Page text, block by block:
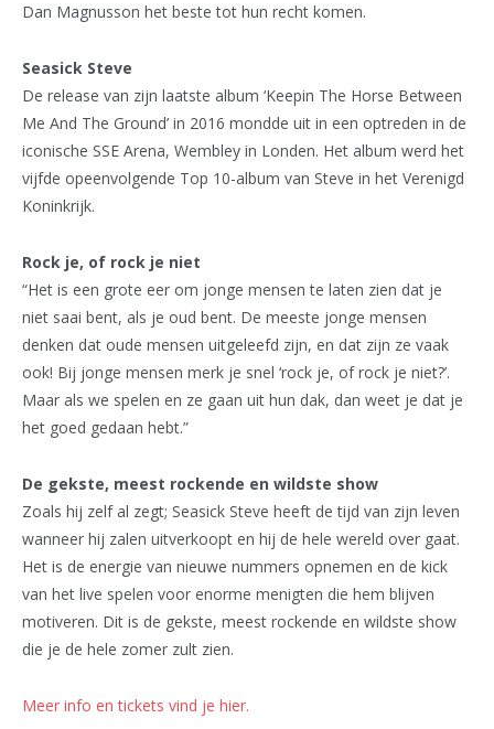
Dan Magnusson het beste tot hun recht komen.
Seasick Steve
De release van zijn laatste album ‘Keepin The Horse Between
Me And The Ground’ in 2016 mondde uit in een optreden in de
iconische SSE Arena, Wembley in Londen. Het album werd het
vijfde opeenvolgende Top 10-album van Steve in het Verenigd
Koninkrijk.
Rock je, of rock je niet
“Het is een grote eer om jonge mensen te laten zien dat je
niet saai bent, als je oud bent. De meeste jonge mensen
denken dat oude mensen uitgeleefd zijn, en dat zijn ze vaak
ook! Bij jonge mensen merk je snel ‘rock je, of rock je niet?’.
Maar als we spelen en ze gaan uit hun dak, dan weet je dat je
het goed gedaan hebt.”
De gekste, meest rockende en wildste show
Zoals hij zelf al zegt; Seasick Steve heeft de tijd van zijn leven
wanneer hij zalen uitverkoopt en hij de hele wereld over gaat.
Het is de energie van nieuwe nummers opnemen en de kick
van het live spelen voor enorme menigten die hem blijven
motiveren. Dit is de gekste, meest rockende en wildste show
die je de hele zomer zult zien.
Meer info en tickets vind je hier.